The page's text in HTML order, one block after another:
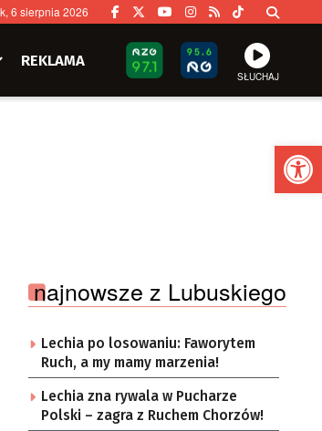
6 sierpnia 2026
REKLAMA
SŁUCHAJ
najnowsze z Lubuskiego
Lechia po losowaniu: Faworytem
Ruch, a my mamy marzenia!
Lechia zna rywala w Pucharze
Polski – zagra z Ruchem Chorzów!